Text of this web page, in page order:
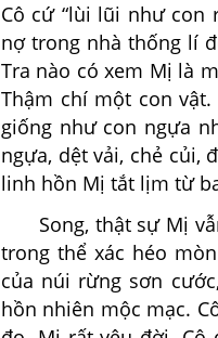
Cô cứ “lùi lũi như con
nợ trong nhà thống lí
Tra nào có xem Mị là
Thậm chí một con
giống như con ngựa
ngựa, dệt vải, chẻ củi,
linh hồn Mị tắt lịm từ
Song, thật sự Mị
trong thể xác héo
của núi rừng sơn
hồn nhiên mộc mạc.